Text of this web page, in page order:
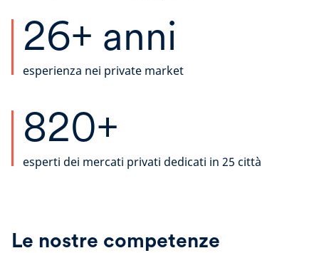
26+ anni
esperienza nei private market
820+
esperti dei mercati privati dedicati in 25 città
Le nostre competenze